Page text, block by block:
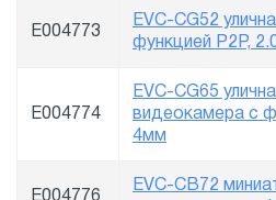
E004773
EVC-CG52
функцией P2P,
E004774
EVC-CG65
видеокамера с
4мм
EVC-CB72